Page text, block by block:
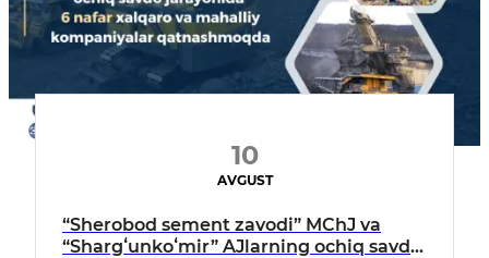
10
AVGUST
“Sherobod sement zavodi” MChJ va
“Shargʻunkoʻmir” AJlarning ochiq savdo